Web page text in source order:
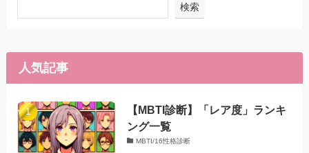
検索
人気記事
【MBTI診断】「レア度」ランキ
ング一覧
MBTI/16性格診断